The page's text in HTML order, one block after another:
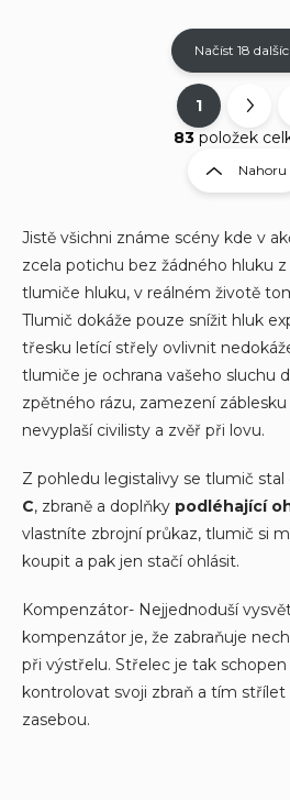
O
v
á
d
c
í
p
r
v
k
v
ý
p
s
u
Načíst 18
S
t
r
á
k
o
v
á
n
í
1
83položek
Nahoru
Jistě všichni známe scény kde v
zcela potichu bez žádného hluku
tlumiče hluku, v reálném životě
Tlumič dokáže pouze snížit hluk
třesku letící střely ovlivnit
tlumiče je ochrana vašeho sluchu
zpětného rázu, zamezení
nevyplaší civilisty a zvěř při lovu.
Z pohledu legistalivy se tlumič stal
C, zbraně a doplňky podléhající
vlastníte zbrojní průkaz, tlumič si
koupit a pak jen stačí ohlásit.
Kompenzátor- Nejjednoduší
kompenzátor je, že zabraňuje
při výstřelu. Střelec je tak schopen
kontrolovat svoji zbraň a tím střílet
zasebou.